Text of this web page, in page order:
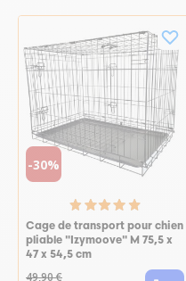
-30%
Cage de transport pour chien
pliable "Izymoove" M 75,5 x
47 x 54,5 cm
49,90 €